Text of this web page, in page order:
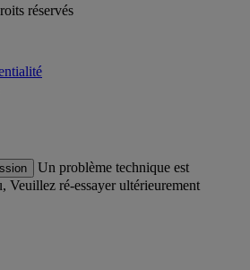
réservés
Un problème technique est
Veuillez ré-essayer ultérieurement